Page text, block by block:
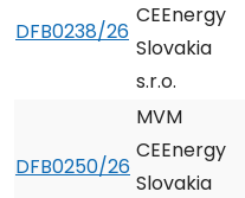
DFB0238/26
CEEnergy
Slovakia
s.r.o.
DFB0250/26
MVM
CEEnergy
Slovakia